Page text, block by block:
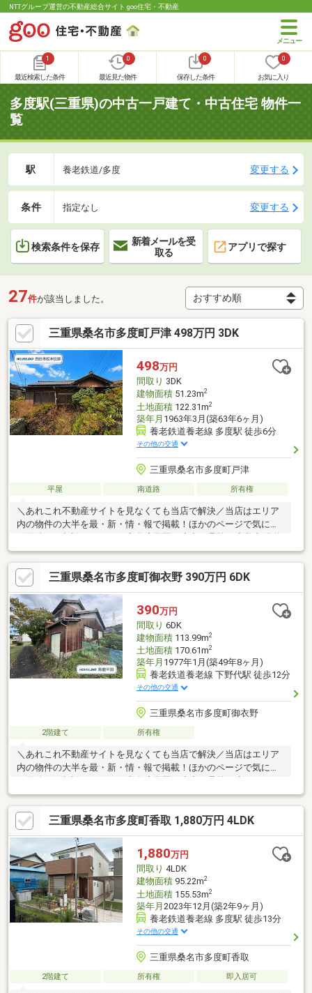
NTTグループ運営の不動産総合サイト goo住宅・不動産
1
最近検索した条件
0
最近見た物件
0
保存した条件
0
お気に入り
多度駅(三重県)の中古一戸建て・中古住宅 物件一
覧
駅 養老鉄道/多度 変更する
条件 指定なし 変更する
検索条件を保存
新着メールを受
取る
アプリで探す
27件が該当しました。
三重県桑名市多度町戸津 498万円 3DK
498万円
間取り 3DK
建物面積51.23m2
土地面積122.31m2
築年月 1963年3月(築63年6ヶ月)
養老鉄道養老線 多度駅 徒歩6分
その他の交通
三重県桑名市多度町戸津
平屋 南道路 所有権
＼あれこれ不動産サイトを見なくても当店で解決／当店はエリア
内の物件の大半を最・新・情・報で掲載！ほかのページで気にな
「多度」駅 徒歩約6分◆南側道路＆2面採光で明るい住空間◆ほ
っと落ち着く縁側付き和室◆交通量の少ない前面道路※写真をク
リックすると、詳細をご覧いただけます。＝＝＝＝＝＝＝＝＝＝
＝＝＝＝＝＝＝＝＝《平日もご案内可能です♪》地域密着店の私達
は、周辺環境、相場、お得な住宅ローンプランなど丁寧にご案内
できます。＝＝＝＝＝＝＝＝＝＝＝＝＝＝＝＝＝＝＝
三重県桑名市多度町御衣野 390万円 6DK
390万円
間取り 6DK
建物面積113.99m2
土地面積170.61m2
築年月 1977年1月(築49年8ヶ月)
養老鉄道養老線 下野代駅 徒歩12分
その他の交通
三重県桑名市多度町御衣野
2階建て 所有権
＼あれこれ不動産サイトを見なくても当店で解決／当店はエリア
内の物件の大半を最・新・情・報で掲載！ほかのページで気にな
「御衣野東」停まで徒歩約2分◆6DK◆現況：空家◆スーパーま
で車で約7分※写真をクリックすると、詳細をご覧いただけます。
＝＝＝＝＝＝＝＝＝＝＝＝＝＝＝＝＝＝＝＝＝＝＝＝＝お客様の
ご都合に合わせてご案内します。お気軽にお問い合わせくださ
い。＝＝＝＝＝＝＝＝＝＝＝＝＝＝＝＝＝＝＝＝＝＝＝＝＝
三重県桑名市多度町香取 1,880万円 4LDK
1,880万円
間取り 4LDK
建物面積95.22m2
土地面積155.53m2
築年月 2023年12月(築2年9ヶ月)
養老鉄道養老線 多度駅 徒歩13分
その他の交通
三重県桑名市多度町香取
2階建て 所有権 即入居可